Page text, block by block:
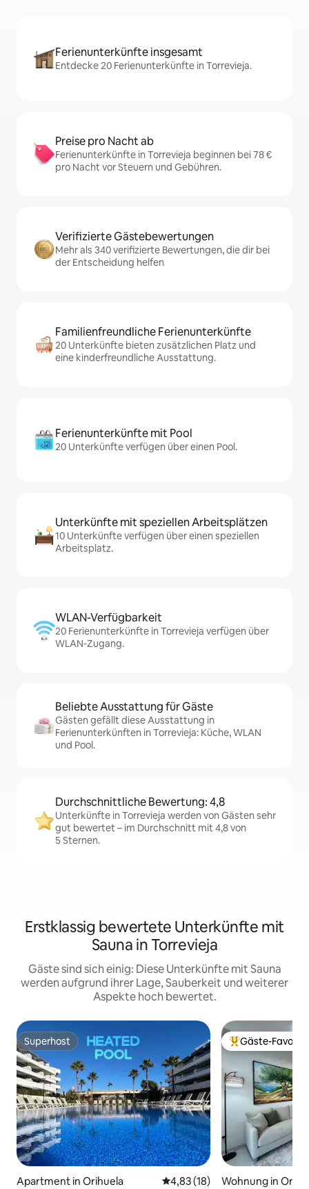
Ferienunterkünfte insgesamt
Entdecke 20 Ferienunterkünfte in Torrevieja.
Preise pro Nacht ab
Ferienunterkünfte in Torrevieja beginnen bei 78 €
pro Nacht vor Steuern und Gebühren.
Verifizierte Gästebewertungen
Mehr als 340 verifizierte Bewertungen, die dir bei
der Entscheidung helfen
Familienfreundliche Ferienunterkünfte
20 Unterkünfte bieten zusätzlichen Platz und
eine kinderfreundliche Ausstattung.
Ferienunterkünfte mit Pool
20 Unterkünfte verfügen über einen Pool.
Unterkünfte mit speziellen Arbeitsplätzen
10 Unterkünfte verfügen über einen speziellen
Arbeitsplatz.
WLAN-Verfügbarkeit
20 Ferienunterkünfte in Torrevieja verfügen über
WLAN-Zugang.
Beliebte Ausstattung für Gäste
Gästen gefällt diese Ausstattung in
Ferienunterkünften in Torrevieja: Küche, WLAN
und Pool.
Durchschnittliche Bewertung: 4,8
Unterkünfte in Torrevieja werden von Gästen sehr
gut bewertet – im Durchschnitt mit 4,8 von
5 Sternen.
Erstklassig bewertete Unterkünfte mit
Sauna in Torrevieja
Gäste sind sich einig: Diese Unterkünfte mit Sauna
werden aufgrund ihrer Lage, Sauberkeit und weiterer
Aspekte hoch bewertet.
Superhost
Superhost
Apartment in Orihuela Durchschnittliche Bewertung:
4,83 (18)
Beliebter Gäste-
Gäste-Favorit
Wohnung in